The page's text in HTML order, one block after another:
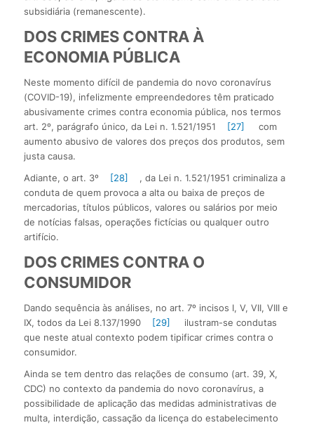
subsidiária (remanescente).
DOS CRIMES CONTRA À
ECONOMIA PÚBLICA
Neste momento difícil de pandemia do novo coronavírus
(COVID-19), infelizmente empreendedores têm praticado
abusivamente crimes contra economia pública, nos termos
art. 2º, parágrafo único, da Lei n. 1.521/1951
[27]
com
aumento abusivo de valores dos preços dos produtos, sem
justa causa.
Adiante, o art. 3º
[28]
, da Lei n. 1.521/1951 criminaliza a
conduta de quem provoca a alta ou baixa de preços de
mercadorias, títulos públicos, valores ou salários por meio
de notícias falsas, operações fictícias ou qualquer outro
artifício.
DOS CRIMES CONTRA O
CONSUMIDOR
Dando sequência às análises, no art. 7º incisos I, V, VII, VIII e
IX, todos da Lei 8.137/1990
[29]
ilustram-se condutas
que neste atual contexto podem tipificar crimes contra o
consumidor.
Ainda se tem dentro das relações de consumo (art. 39, X,
CDC) no contexto da pandemia do novo coronavírus, a
possibilidade de aplicação das medidas administrativas de
multa, interdição, cassação da licença do estabelecimento